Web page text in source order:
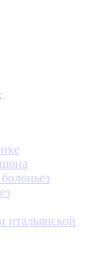
итальянской